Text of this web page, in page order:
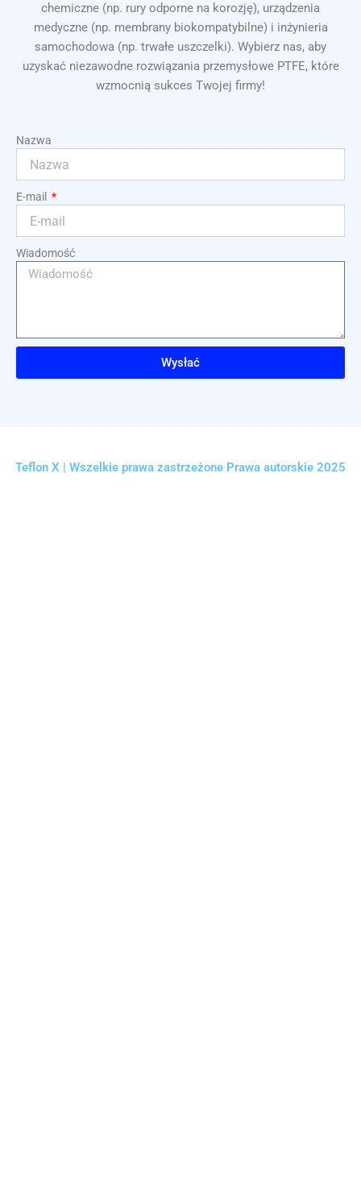
chemiczne (np. rury odporne na korozję), urządzenia
medyczne (np. membrany biokompatybilne) i inżynieria
samochodowa (np. trwałe uszczelki). Wybierz nas, aby
uzyskać niezawodne rozwiązania przemysłowe PTFE, które
wzmocnią sukces Twojej firmy!
Nazwa
E-mail
Wiadomość
Wysłać
Teflon X | Wszelkie prawa zastrzeżone Prawa autorskie 2025